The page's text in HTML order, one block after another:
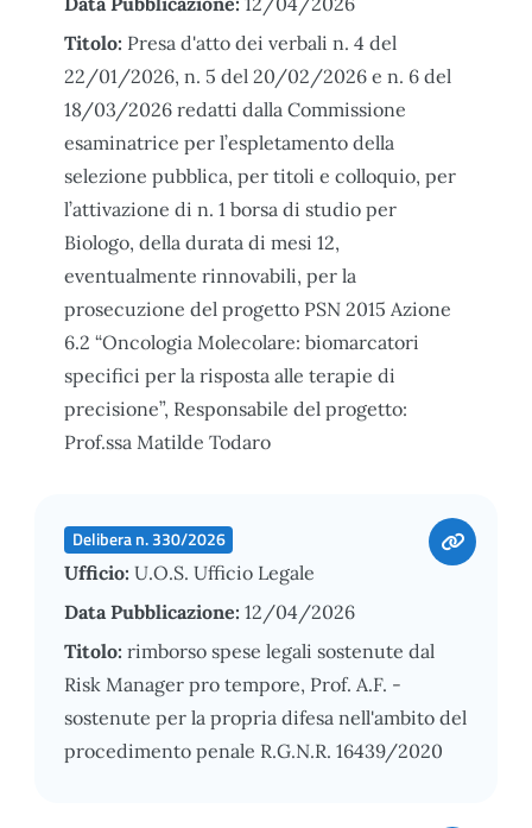
Titolo: Presa d'atto dei verbali n. 4 del
22/01/2026, n. 5 del 20/02/2026 e n. 6 del
18/03/2026 redatti dalla Commissione
esaminatrice per l’espletamento della
selezione pubblica, per titoli e colloquio, per
l’attivazione di n. 1 borsa di studio per
Biologo, della durata di mesi 12,
eventualmente rinnovabili, per la
prosecuzione del progetto PSN 2015 Azione
6.2 “Oncologia Molecolare: biomarcatori
specifici per la risposta alle terapie di
precisione”, Responsabile del progetto:
Prof.ssa Matilde Todaro
Delibera n. 330/2026
Ufficio: U.O.S. Ufficio Legale
Data Pubblicazione: 12/04/2026
Titolo: rimborso spese legali sostenute dal
Risk Manager pro tempore, Prof. A.F. -
sostenute per la propria difesa nell'ambito del
procedimento penale R.G.N.R. 16439/2020